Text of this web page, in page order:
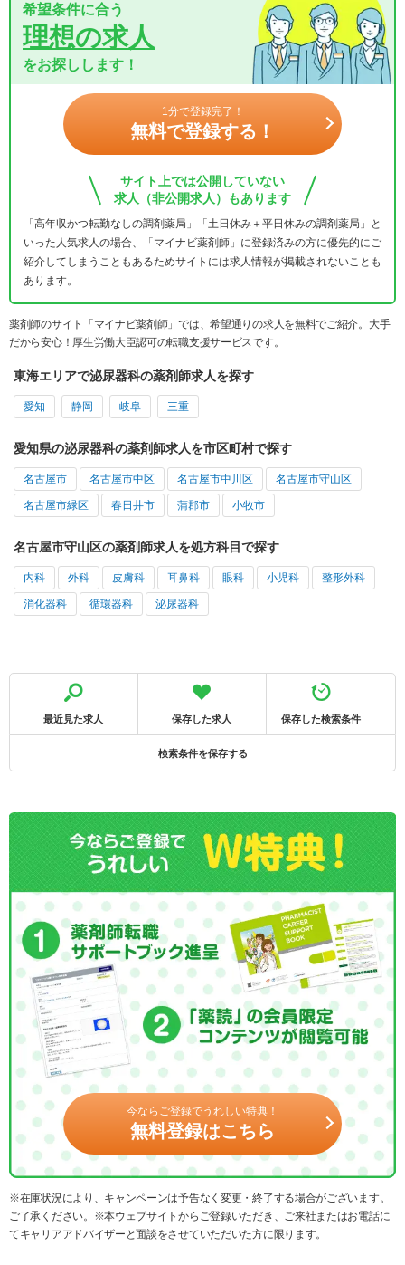
希望条件に合う
理想の求人
をお探しします！
1分で登録完了！
無料で登録する！
サイト上では公開していない
求人（非公開求人）もあります
「高年収かつ転勤なしの調剤薬局」「土日休み＋平日休みの調剤薬局」と
いった人気求人の場合、「マイナビ薬剤師」に登録済みの方に優先的にご
紹介してしまうこともあるためサイトには求人情報が掲載されないことも
あります。
薬剤師のサイト「マイナビ薬剤師」では、希望通りの求人を無料でご紹介。大手
だから安心！厚生労働大臣認可の転職支援サービスです。
東海エリアで泌尿器科の薬剤師求人を探す
愛知 静岡 岐阜 三重
愛知県の泌尿器科の薬剤師求人を市区町村で探す
名古屋市 名古屋市中区 名古屋市中川区 名古屋市守山区
名古屋市緑区 春日井市 蒲郡市 小牧市
名古屋市守山区の薬剤師求人を処方科目で探す
内科 外科 皮膚科 耳鼻科 眼科 小児科 整形外科
消化器科 循環器科 泌尿器科
最近見た求人 保存した求人 保存した検索条件
検索条件を保存する
今ならご登録でうれしい特典！
無料登録はこちら
※在庫状況により、キャンペーンは予告なく変更・終了する場合がございます。
ご了承ください。※本ウェブサイトからご登録いただき、ご来社またはお電話に
てキャリアアドバイザーと面談をさせていただいた方に限ります。